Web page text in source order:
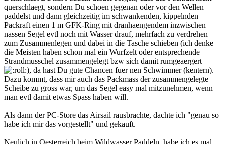
querschlaegt, sondern Du schoen gegenan oder vor den Wellen
paddelst und dann gleichzeitig im schwankenden, kippelnden
Packraft einen 1 m GFK-Ring mit dranhaengendem inzwischen
nassen Segel evtl noch mit Wasser drauf, mehrfach zu verdrehen
zum Zusammenlegen und dabei in die Tasche schieben (ich denke
die Meisten haben schon mal ein Wurfzelt oder entsprechende
Strandmusschel zusammengelegt bzw sich damit rumgeaergert
), da hast Du gute Chancen fuer nen Schwimmer (kentern).
Dazu kommt, dass mir auch das Packmass der zusammengelegte
Scheibe zu gross war, um das Segel easy mal mitzunehmen, wenn
man evtl damit etwas Spass haben will.
Als dann der PC-Store das Airsail rausbrachte, dachte ich "genau so
habe ich mir das vorgestellt" und gekauft.